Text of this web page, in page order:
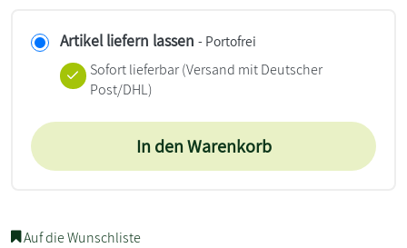
Artikel liefern lassen - Portofrei
Sofort lieferbar(Versand mit Deutscher
Post/DHL)
In den Warenkorb
Auf die Wunschliste